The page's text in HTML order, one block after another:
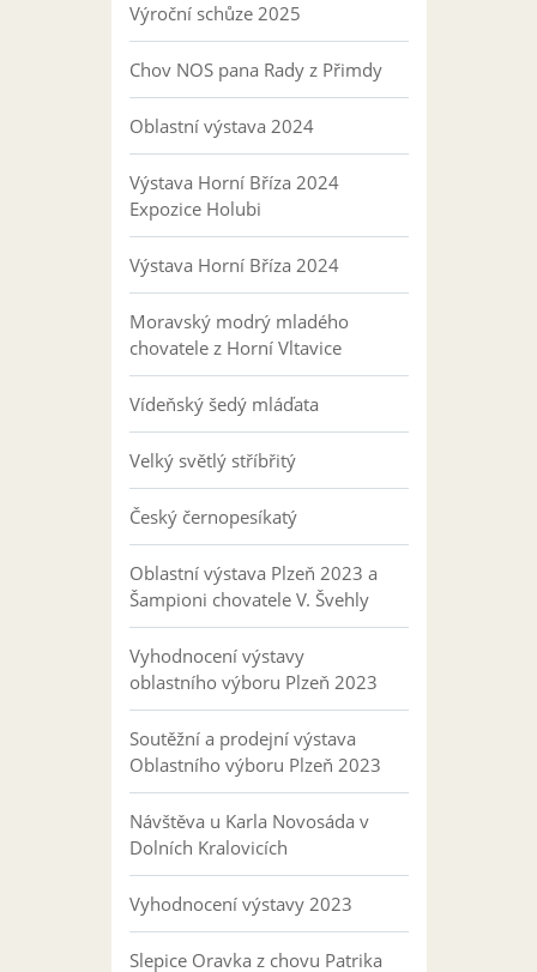
Výroční schůze 2025
Chov NOS pana Rady z Přimdy
Oblastní výstava 2024
Výstava Horní Bříza 2024
Expozice Holubi
Výstava Horní Bříza 2024
Moravský modrý mladého
chovatele z Horní Vltavice
Vídeňský šedý mláďata
Velký světlý stříbřitý
Český černopesíkatý
Oblastní výstava Plzeň 2023 a
Šampioni chovatele V. Švehly
Vyhodnocení výstavy
oblastního výboru Plzeň 2023
Soutěžní a prodejní výstava
Oblastního výboru Plzeň 2023
Návštěva u Karla Novosáda v
Dolních Kralovicích
Vyhodnocení výstavy 2023
Slepice Oravka z chovu Patrika